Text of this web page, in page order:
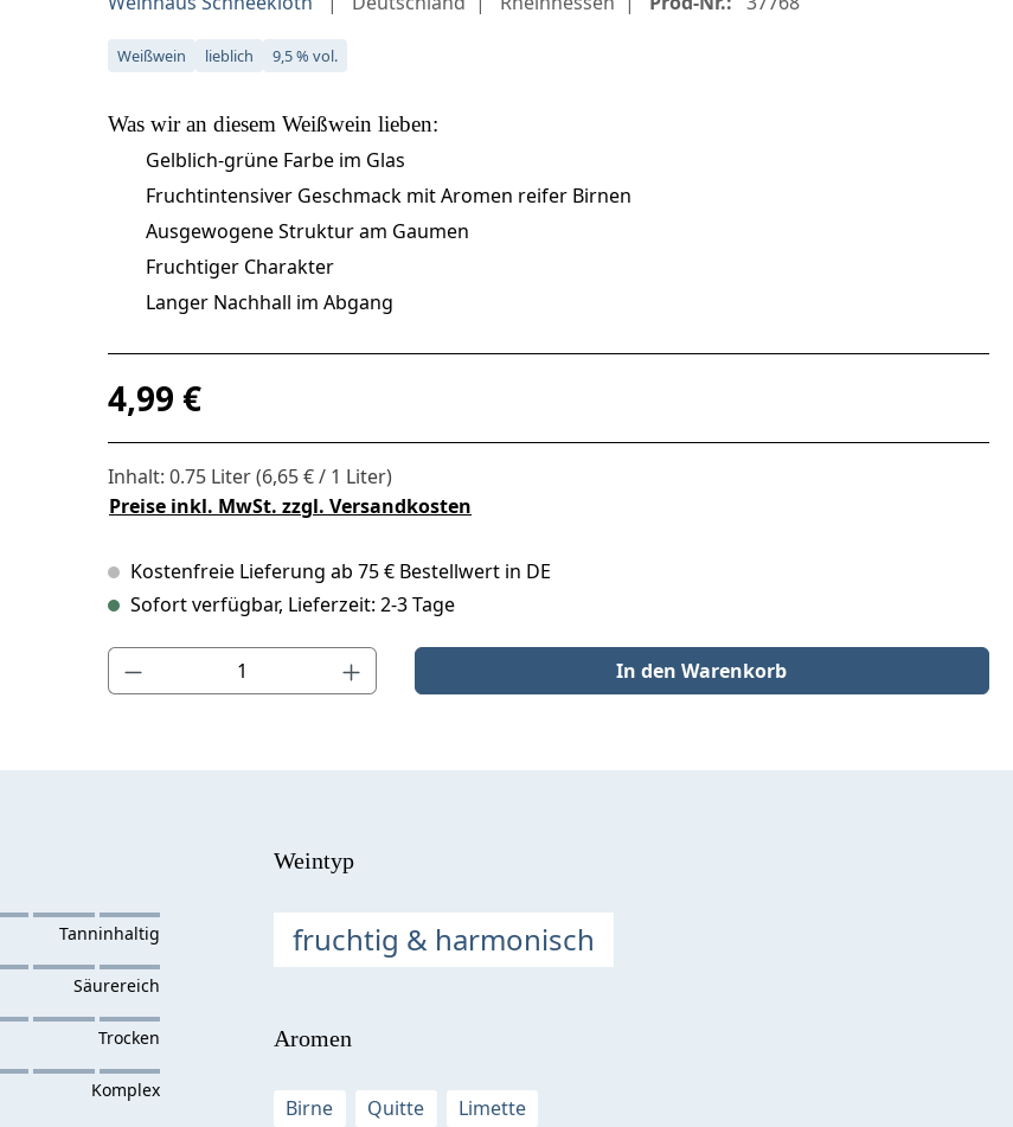
Weißwein lieblich 9,5 % vol.
Was wir an diesem Weißwein lieben:
Gelblich-grüne Farbe im Glas
Fruchtintensiver Geschmack mit Aromen reifer Birnen
Ausgewogene Struktur am Gaumen
Fruchtiger Charakter
Langer Nachhall im Abgang
Regulärer Preis:
4,99 €
Inhalt: 0.75 Liter(6,65 € / 1 Liter)
Preise inkl. MwSt. zzgl. Versandkosten
Kostenfreie Lieferung ab 75 € Bestellwert in DE
Sofort verfügbar, Lieferzeit: 2-3 Tage
Produkt Anzahl: Gib den gewünschten Wert ein oder benutze die Schaltflächen um die Anzahl zu erhöhen oder zu
In den Warenkorb
Weintyp
fruchtig & harmonisch
Aromen
Birne Quitte Limette